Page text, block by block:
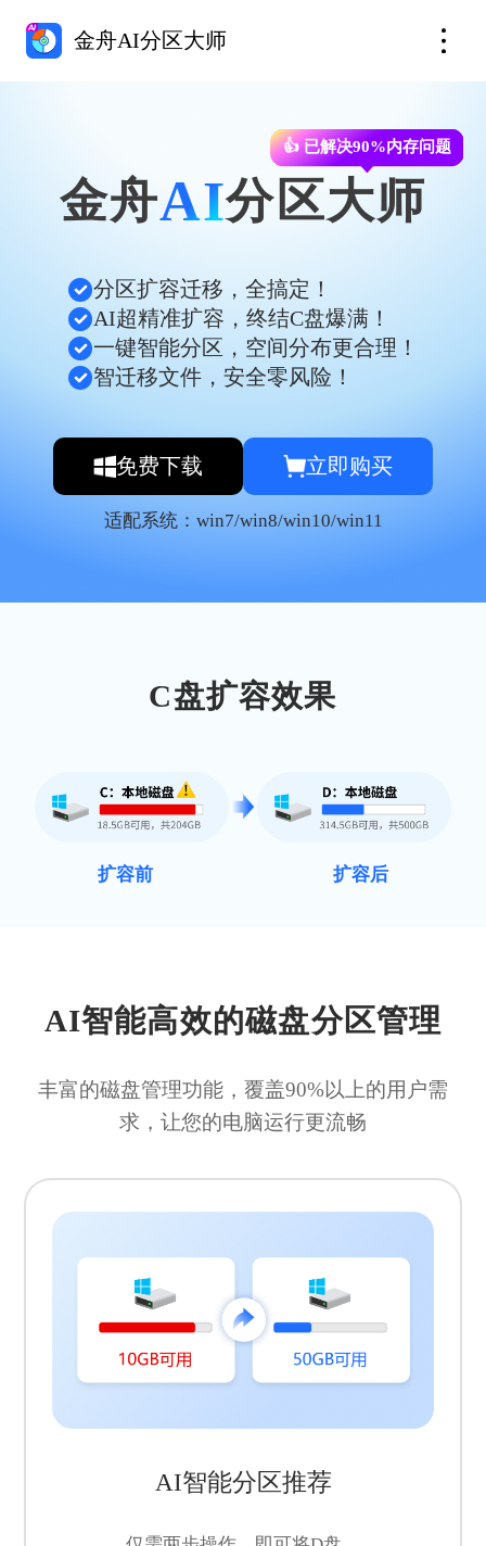
金舟AI分区大师
金舟AI分区大师
👍 已解决90%内存问题
分区扩容迁移，全搞定！
AI超精准扩容，终结C盘爆满！
一键智能分区，空间分布更合理！
智迁移文件，安全零风险！
免费下载 立即购买
适配系统：win7/win8/win10/win11
C盘扩容效果
扩容前 扩容后
AI智能高效的磁盘分区管理
丰富的磁盘管理功能，覆盖90%以上的用户需
求，让您的电脑运行更流畅
AI智能分区推荐